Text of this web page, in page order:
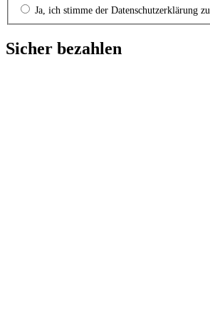
Ja, ich stimme der Datenschutzerklärung zu.
Sicher bezahlen